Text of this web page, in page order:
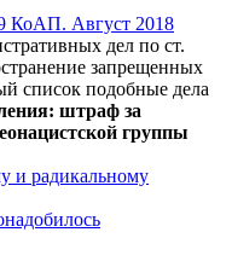
КоАП. Август 2018
дел по ст.
запрещенных
список подобные дела
штраф за
группы
и радикальному